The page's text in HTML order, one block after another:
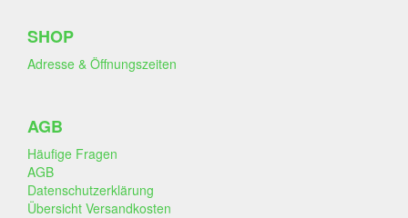
SHOP
Adresse & Öffnungszeiten
AGB
Häufige Fragen
AGB
Datenschutzerklärung
Übersicht Versandkosten